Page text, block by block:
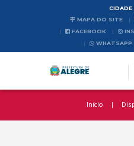
CIDADE
MAPA DO SITE
FACEBOOK
WHATSAPP
Início